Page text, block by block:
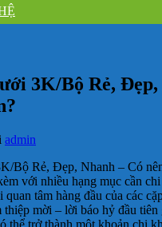
3K/Bộ Rẻ, Đẹp,
admin
Bộ Rẻ, Đẹp, Nhanh – Có
với nhiều hạng mục cần chi
quan tâm hàng đầu của các
thiệp mời – lời báo hỷ đầu
thể trở thành một khoản chi